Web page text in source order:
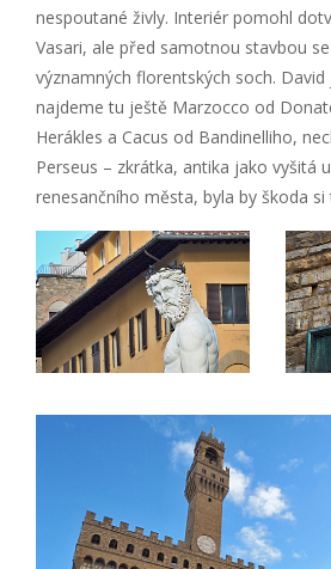
nespoutané živly. Interiér pomohl
Vasari, ale před samotnou stavbou
významných florentských soch.
najdeme tu ještě Marzocco od
Herákles a Cacus od Bandinelliho,
Perseus – zkrátka, antika jako vyšitá
renesančního města, byla by škoda